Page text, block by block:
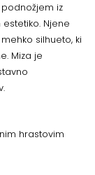
iz
Njene
silhueto, ki
Miza je
hrastovim